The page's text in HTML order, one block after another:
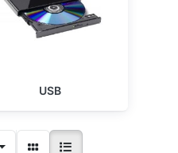
USB